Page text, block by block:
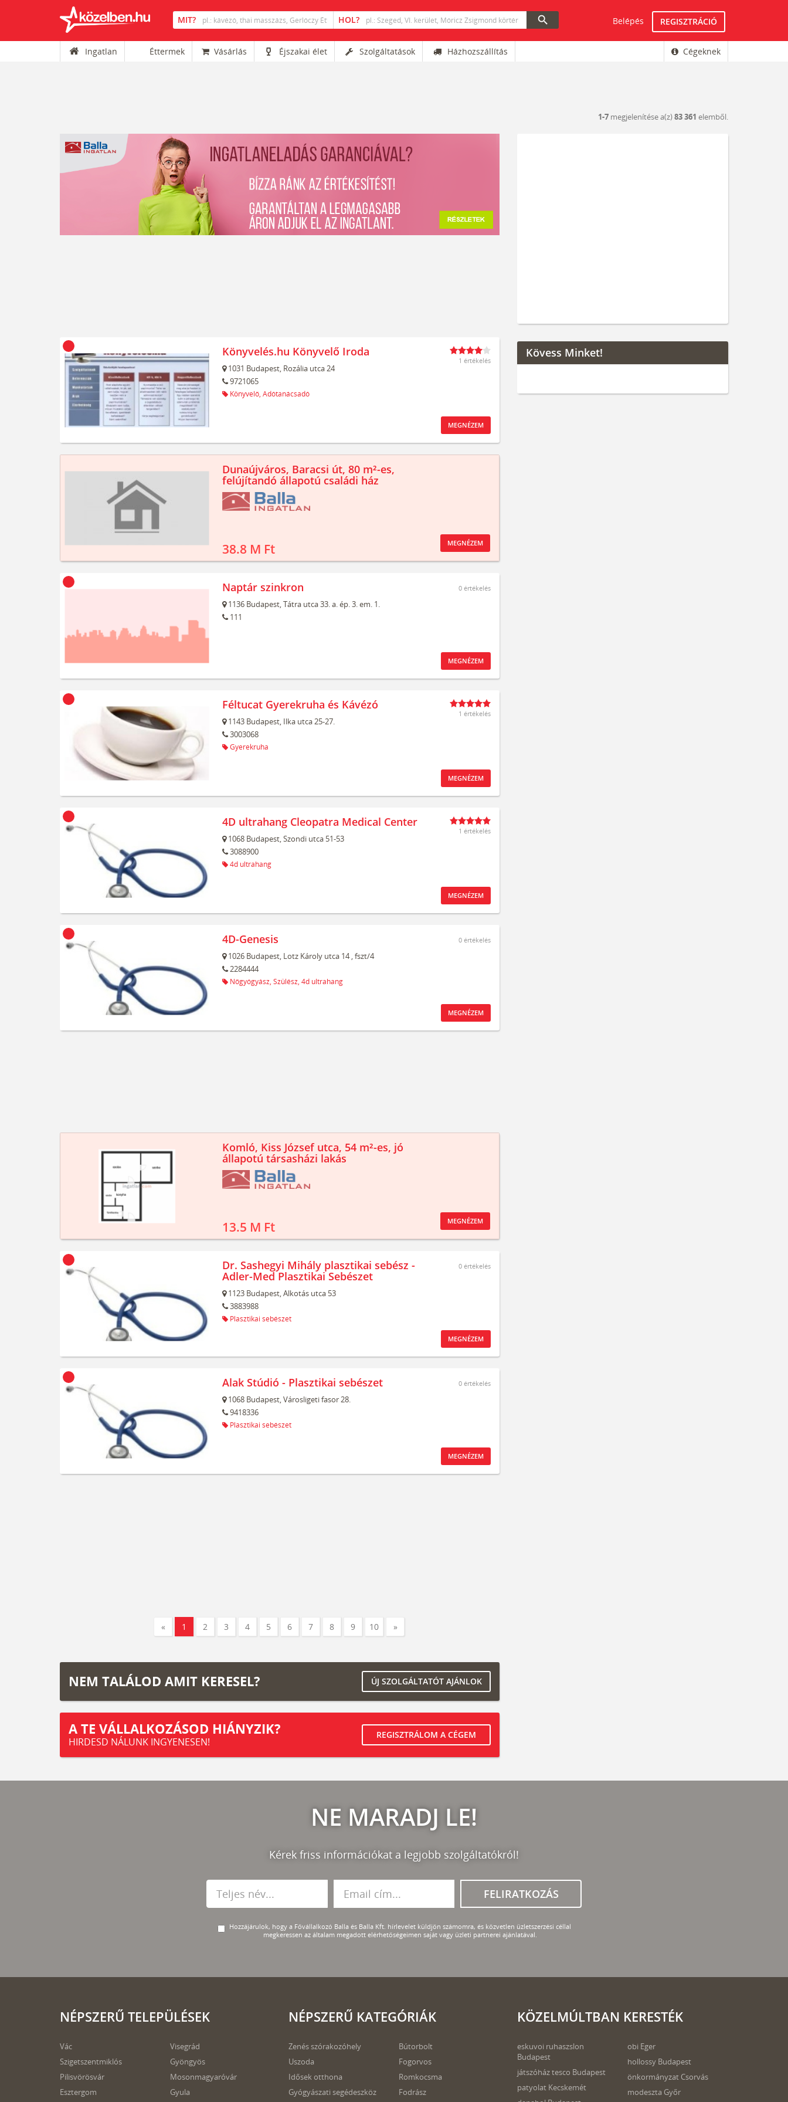
search Belépés REGISZTRÁCIÓ
Ingatlan Éttermek Vásárlás Éjszakai élet Szolgáltatások Házhozszállítás Cégeknek
1-7 megjelenítése a(z)83 361 elemből.
Könyvelés.hu Könyvelő Iroda
1031 Budapest, Rozália utca 24
9721065
Könyvelő, Adótanácsadó
1 értékelés
MEGNÉZEM
Dunaújváros, Baracsi út, 80 m²-es,
felújítandó állapotú családi ház
38.8 M Ft MEGNÉZEM
Naptár szinkron
1136 Budapest,Tátra utca 33. a. ép. 3. em. 1.
111
0 értékelés
MEGNÉZEM
Féltucat Gyerekruha és Kávézó
1143 Budapest, Ilka utca 25-27.
3003068
Gyerekruha
1 értékelés
MEGNÉZEM
4D ultrahang Cleopatra Medical Center
1068 Budapest,Szondi utca 51-53
3088900
4d ultrahang
1 értékelés
MEGNÉZEM
4D-Genesis
1026 Budapest, Lotz Károly utca 14, fszt/4
2284444
Nőgyógyász, Szülész, 4d ultrahang
0 értékelés
MEGNÉZEM
Komló, Kiss József utca, 54 m²-es, jó
állapotú társasházi lakás
13.5 M Ft MEGNÉZEM
Dr. Sashegyi Mihály plasztikai sebész -
Adler-Med Plasztikai Sebészet
1123 Budapest,Alkotás utca 53
3883988
Plasztikai sebészet
0 értékelés
MEGNÉZEM
Alak Stúdió - Plasztikai sebészet
1068 Budapest,Városligeti fasor 28.
9418336
Plasztikai sebészet
0 értékelés
MEGNÉZEM
« 1 2 3 4 5 6 7 8 9 10 »
NEM TALÁLOD AMIT KERESEL? ÚJ SZOLGÁLTATÓT AJÁNLOK
A TE VÁLLALKOZÁSOD HIÁNYZIK?
HIRDESD NÁLUNK INGYENESEN!
REGISZTRÁLOM A CÉGEM
Kövess Minket!
NE MARADJ LE!
Kérek friss információkat a legjobb szolgáltatókról!
FELIRATKOZÁS
Hozzájárulok, hogy a Fővállalkozó Balla és Balla Kft. hírlevelet küldjön számomra, és közvetlen üzletszerzési céllal
megkeressen az általam megadott elérhetőségeimen saját vagy üzleti partnerei ajánlatával.
NÉPSZERŰ TELEPÜLÉSEK
Vác
Szigetszentmiklós
Pilisvörösvár
Esztergom
Visegrád
Gyöngyös
Mosonmagyaróvár
Gyula
NÉPSZERŰ KATEGÓRIÁK
Zenés szórakozóhely
Uszoda
Idősek otthona
Gyógyászati segédeszköz
Bútorbolt
Fogorvos
Romkocsma
Fodrász
KÖZELMÚLTBAN KERESTÉK
eskuvoi ruhaszslon
Budapest
játszóház tesco Budapest
patyolat Kecskemét
obi Eger
hollossy Budapest
önkormányzat Csorvás
modeszta Győr